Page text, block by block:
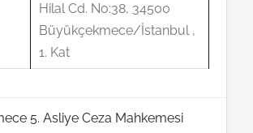
Hilal Cd. No:38, 34500
Büyükçekmece/İstanbul ,
1. Kat
5. Asliye Ceza Mahkemesi